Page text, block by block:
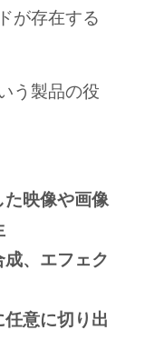
が存在する
う製品の役
映像や画像
、エフェク
意に切り出